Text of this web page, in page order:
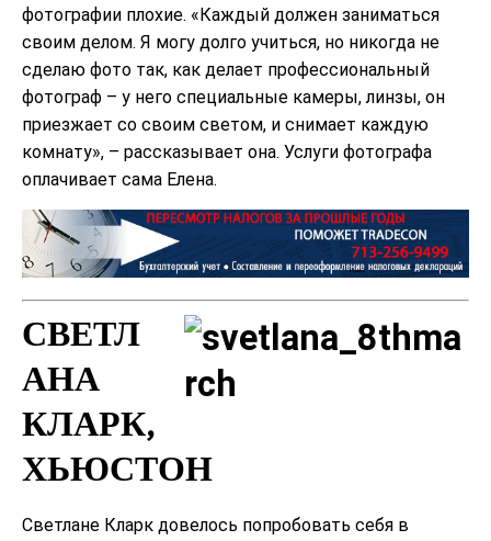
фотографии плохие. «Каждый должен заниматься
своим делом. Я могу долго учиться, но никогда не
сделаю фото так, как делает профессиональный
фотограф – у него специальные камеры, линзы, он
приезжает со своим светом, и снимает каждую
комнату», – рассказывает она. Услуги фотографа
оплачивает сама Елена.
СВЕТЛ
АНА
КЛАРК,
ХЬЮСТОН
Светлане Кларк довелось попробовать себя в